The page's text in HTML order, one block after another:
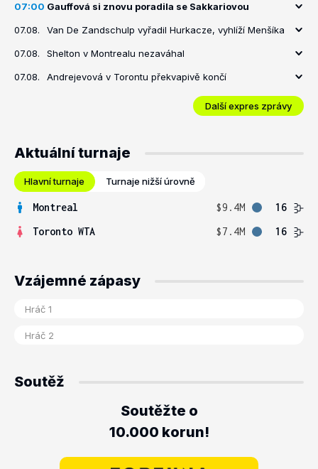
07:00 Gauffová si znovu poradila se Sakkariovou
07.08. Van De Zandschulp vyřadil Hurkacze, vyhlíží Menšíka
07.08. Shelton v Montrealu nezaváhal
07.08. Andrejevová v Torontu překvapivě končí
Další expres zprávy
Aktuální turnaje
Hlavní turnaje Turnaje nižší úrovně
Montreal $9.4M
16
Toronto WTA
$7.4M 16
Vzájemné zápasy
Soutěž
Soutěžte o
10.000 korun!